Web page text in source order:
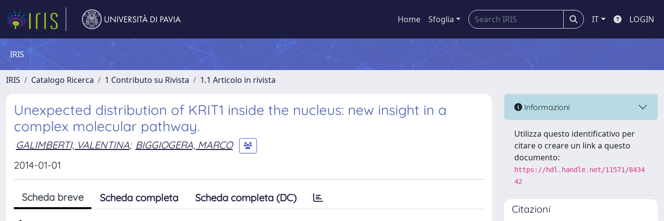
Home Sfoglia IT LOGIN
IRIS
IRIS Catalogo Ricerca 1 Contributo su Rivista 1.1 Articolo in rivista
Unexpected distribution of KRIT1 inside the nucleus: new insight in a
complex molecular pathway.
GALIMBERTI, VALENTINA; BIGGIOGERA, MARCO
2014-01-01
Scheda breve Scheda completa Scheda completa (DC)
Informazioni
Utilizza questo identificativo per
citare o creare un link a questo
documento:
https://hdl.handle.net/11571/8434
42
Citazioni